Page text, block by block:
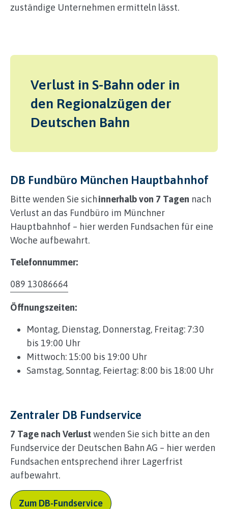
zuständige Unternehmen ermitteln lässt.
Verlust in S-Bahn oder in
den Regionalzügen der
Deutschen Bahn
DB Fundbüro München Hauptbahnhof
Bitte wenden Sie sichinnerhalb von 7 Tagen nach
Verlust an das Fundbüro im Münchner
Hauptbahnhof – hier werden Fundsachen für eine
Woche aufbewahrt.
Telefonnummer:
089 13086664
Öffnungszeiten:
Montag, Dienstag, Donnerstag, Freitag: 7:30
bis 19:00 Uhr
Mittwoch: 15:00 bis 19:00 Uhr
Samstag, Sonntag, Feiertag: 8:00 bis 18:00 Uhr
Zentraler DB Fundservice
7 Tage nach Verlustwenden Sie sich bitte an den
Fundservice der Deutschen Bahn AG – hier werden
Fundsachen entsprechend ihrer Lagerfrist
aufbewahrt.
Zum DB-Fundservice